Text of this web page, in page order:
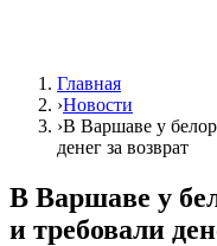
Главная
›Новости
›В Варшаве у
денег за возврат
В Варшаве у
и требовали